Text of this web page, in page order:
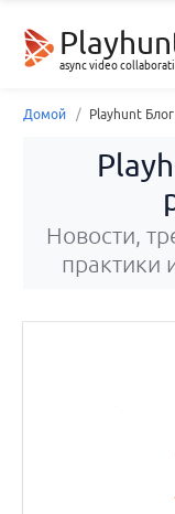
async video
Домой Playhunt
Новости,
практики